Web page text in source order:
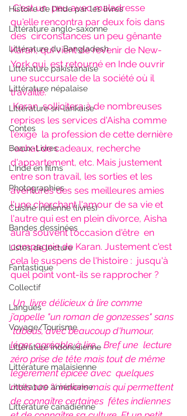
Histoire de l'Inde par les livres
Littérature anglo-saxonne
Littérature du Bangladesh
Littérature pakistanaise
Littérature népalaise
Littérature sri-lankaise
Contes
Beaux-Livres
L'Inde en films
Photographies
Cuisine indienne (livres)
Bandes dessinées
Listes de lecture
Fantastique
Collectif
Langues
Voyage/Tourisme
Littérature indonésienne
Littérature malaisienne
Littérature américaine
Littérature canadienne
C'est un  peu avec maladresse
qu'elle rencontra par deux fois dans
des  circonstances un peu gênante
Karan, qui vient de revenir de New-
York qui  est retourné en Inde ouvrir
une succursale de la société où il
travaille.
Karan  sollicitera à de nombreuses
reprises les services d'Aisha comme
l'exige  la profession de cette dernière
: achat de cadeaux, recherche
d'appartement, etc. Mais justement
entre son travail, les sorties et les
aventures des ses meilleures amies
l'une cherchant l'amour de sa vie et
l'autre qui est en plein divorce, Aisha
aura souvent l'occasion d'être  en
compagnie de Karan. Justement c'est
cela le suspens de l'histoire :  jusqu'à
quel point vont-ils se rapprocher ?
Un  livre délicieux à lire comme
j’appelle "un roman de gonzesses" sans
tabous, avec beaucoup d'humour,
léger, agréable à lire... Bref une  lecture
zéro prise de tête mais tout de même
légèrement épicée avec  quelques
mots 100 % indiens mais qui permettent
de connaître certaines  fêtes indiennes